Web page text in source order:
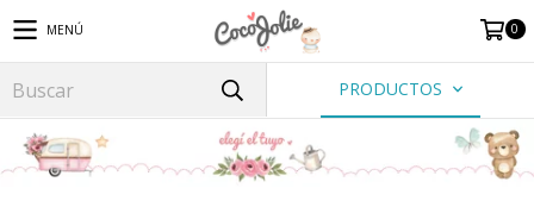
MENÚ 0
PRODUCTOS